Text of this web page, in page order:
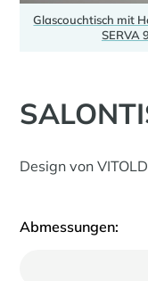
Glascouchtisch mit
SERVA
Design von
Abmessungen: